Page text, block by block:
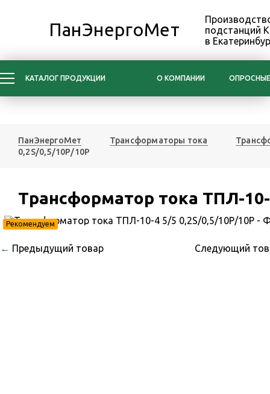
ПанЭнергоМет
подстанций
в
КАТАЛОГ ПРОДУКЦИИ О КОМПАНИИ
ПанЭнергоМет Трансформаторы тока
0,2S/0,5/10Р/10Р
Трансформатор тока ТПЛ-
Рекомендуем
← Предыдущий товар Следующий